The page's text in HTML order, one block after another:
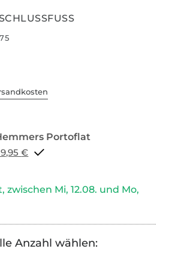
Portoflat schon ab 9,95 €
zwischen Mi, 12.08. und Mo,
Anzahl wählen: